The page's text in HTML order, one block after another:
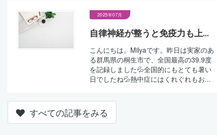
2025年07月
自律神経が整うと免疫力も上...
こんにちは。Milyaです。昨日は実家のあ
る群馬県の桐生市で、全国最高の39.9度
を記録しました💦全国的にもとても暑い
日でしたね💦熱中症にはくれぐれもお...
すべての記事をみる